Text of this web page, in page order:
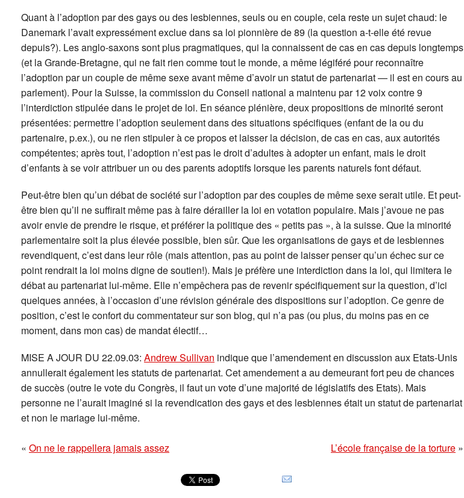
Quant à l’adoption par des gays ou des lesbiennes, seuls ou en couple, cela reste un sujet chaud: le
Danemark l’avait expressément exclue dans sa loi pionnière de 89 (la question a-t-elle été revue
depuis?). Les anglo-saxons sont plus pragmatiques, qui la connaissent de cas en cas depuis longtemps
(et la Grande-Bretagne, qui ne fait rien comme tout le monde, a même légiféré pour reconnaître
l’adoption par un couple de même sexe avant même d’avoir un statut de partenariat — il est en cours au
parlement). Pour la Suisse, la commission du Conseil national a maintenu par 12 voix contre 9
l’interdiction stipulée dans le projet de loi. En séance plénière, deux propositions de minorité seront
présentées: permettre l’adoption seulement dans des situations spécifiques (enfant de la ou du
partenaire, p.ex.), ou ne rien stipuler à ce propos et laisser la décision, de cas en cas, aux autorités
compétentes; après tout, l’adoption n’est pas le droit d’adultes à adopter un enfant, mais le droit
d’enfants à se voir attribuer un ou des parents adoptifs lorsque les parents naturels font défaut.
Peut-être bien qu’un débat de société sur l’adoption par des couples de même sexe serait utile. Et peut-
être bien qu’il ne suffirait même pas à faire dérailler la loi en votation populaire. Mais j’avoue ne pas
avoir envie de prendre le risque, et préférer la politique des « petits pas », à la suisse. Que la minorité
parlementaire soit la plus élevée possible, bien sûr. Que les organisations de gays et de lesbiennes
revendiquent, c’est dans leur rôle (mais attention, pas au point de laisser penser qu’un échec sur ce
point rendrait la loi moins digne de soutien!). Mais je préfère une interdiction dans la loi, qui limitera le
débat au partenariat lui-même. Elle n’empêchera pas de revenir spécifiquement sur la question, d’ici
quelques années, à l’occasion d’une révision générale des dispositions sur l’adoption. Ce genre de
position, c’est le confort du commentateur sur son blog, qui n’a pas (ou plus, du moins pas en ce
moment, dans mon cas) de mandat électif…
MISE A JOUR DU 22.09.03: Andrew Sullivan indique que l’amendement en discussion aux Etats-Unis
annullerait également les statuts de partenariat. Cet amendement a au demeurant fort peu de chances
de succès (outre le vote du Congrès, il faut un vote d’une majorité de législatifs des Etats). Mais
personne ne l’aurait imaginé si la revendication des gays et des lesbiennes était un statut de partenariat
et non le mariage lui-même.
« On ne le rappellera jamais assez L’école française de la torture»